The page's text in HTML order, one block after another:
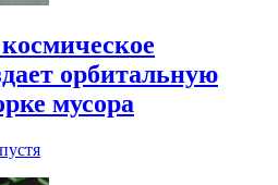
орбитальную
мусора